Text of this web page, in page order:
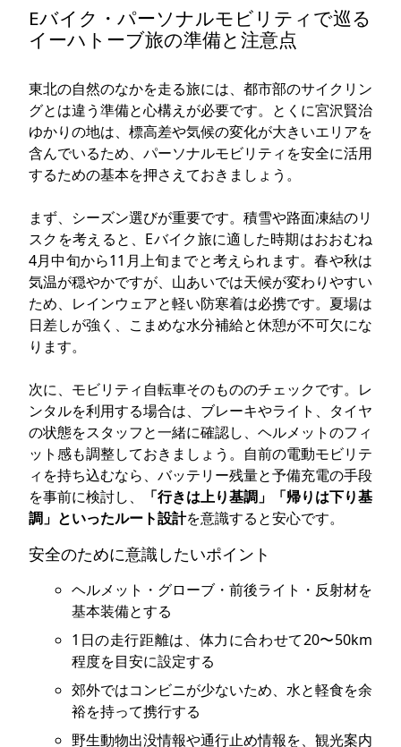
Eバイク・パーソナルモビリティで巡る
イーハトーブ旅の準備と注意点
東北の自然のなかを走る旅には、都市部のサイクリン
グとは違う準備と心構えが必要です。とくに宮沢賢治
ゆかりの地は、標高差や気候の変化が大きいエリアを
含んでいるため、パーソナルモビリティを安全に活用
するための基本を押さえておきましょう。
まず、シーズン選びが重要です。積雪や路面凍結のリ
スクを考えると、Eバイク旅に適した時期はおおむね
4月中旬から11月上旬までと考えられます。春や秋は
気温が穏やかですが、山あいでは天候が変わりやすい
ため、レインウェアと軽い防寒着は必携です。夏場は
日差しが強く、こまめな水分補給と休憩が不可欠にな
ります。
次に、モビリティ自転車そのもののチェックです。レ
ンタルを利用する場合は、ブレーキやライト、タイヤ
の状態をスタッフと一緒に確認し、ヘルメットのフィ
ット感も調整しておきましょう。自前の電動モビリテ
ィを持ち込むなら、バッテリー残量と予備充電の手段
を事前に検討し、
「行きは上り基調」「帰りは下り基
調」といったルート設計を意識すると安心です。
安全のために意識したいポイント
ヘルメット・グローブ・前後ライト・反射材を
基本装備とする
1日の走行距離は、体力に合わせて20〜50km
程度を目安に設定する
郊外ではコンビニが少ないため、水と軽食を余
裕を持って携行する
野生動物出没情報や通行止め情報を、観光案内